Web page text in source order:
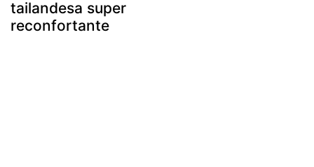
tailandesa super
reconfortante